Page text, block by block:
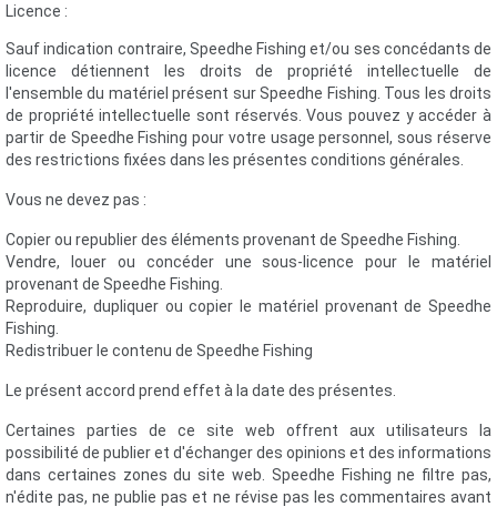
Licence :
Sauf indication contraire, Speedhe Fishing et/ou ses concédants de
licence détiennent les droits de propriété intellectuelle de
l'ensemble du matériel présent sur Speedhe Fishing. Tous les droits
de propriété intellectuelle sont réservés. Vous pouvez y accéder à
partir de Speedhe Fishing pour votre usage personnel, sous réserve
des restrictions fixées dans les présentes conditions générales.
Vous ne devez pas :
Copier ou republier des éléments provenant de Speedhe Fishing.
Vendre, louer ou concéder une sous-licence pour le matériel
provenant de Speedhe Fishing.
Reproduire, dupliquer ou copier le matériel provenant de Speedhe
Fishing.
Redistribuer le contenu de Speedhe Fishing
Le présent accord prend effet à la date des présentes.
Certaines parties de ce site web offrent aux utilisateurs la
possibilité de publier et d'échanger des opinions et des informations
dans certaines zones du site web. Speedhe Fishing ne filtre pas,
n'édite pas, ne publie pas et ne révise pas les commentaires avant